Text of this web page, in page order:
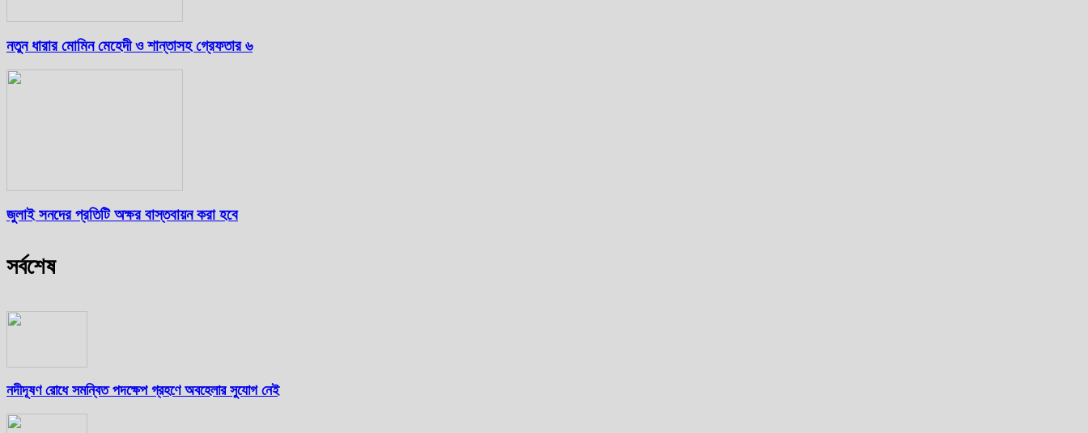
নতুন ধারার মোমিন মেহেদী ও শান্তাসহ গ্রেফতার ৬
জুলাই সনদের প্রতিটি অক্ষর বাস্তবায়ন করা হবে
সর্বশেষ
নদীদূষণ রোধে সমন্বিত পদক্ষেপ গ্রহণে অবহেলার সুযোগ নেই